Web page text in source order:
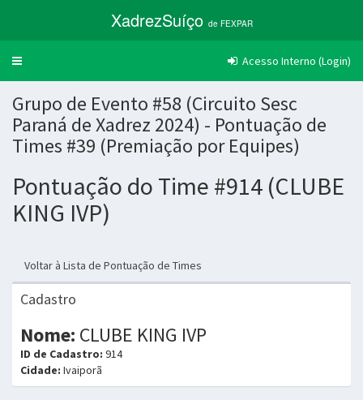
XadrezSuíço de FEXPAR
Trocar
Acesso Interno (Login)
Grupo de Evento #58 (Circuito Sesc
Paraná de Xadrez 2024) - Pontuação de
Times #39 (Premiação por Equipes)
Pontuação do Time #914 (CLUBE
KING IVP)
Voltar à Lista de Pontuação de Times
Cadastro
Nome: CLUBE KING IVP
ID de Cadastro: 914
Cidade: Ivaiporã